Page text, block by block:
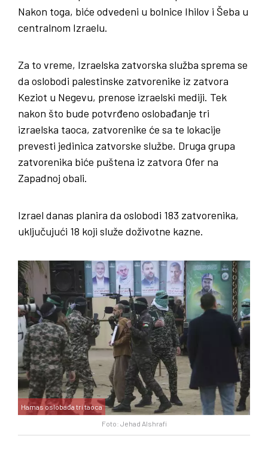
Nakon toga, biće odvedeni u bolnice Ihilov i Šeba u
centralnom Izraelu.
Za to vreme, Izraelska zatvorska služba sprema se
da oslobodi palestinske zatvorenike iz zatvora
Keziot u Negevu, prenose izraelski mediji. Tek
nakon što bude potvrđeno oslobađanje tri
izraelska taoca, zatvorenike će sa te lokacije
prevesti jedinica zatvorske službe. Druga grupa
zatvorenika biće puštena iz zatvora Ofer na
Zapadnoj obali.
Izrael danas planira da oslobodi 183 zatvorenika,
uključujući 18 koji služe doživotne kazne.
Foto: Jehad Alshrafi
Hamas oslobađa tri taoca